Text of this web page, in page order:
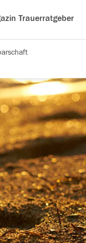
Trauerratgeber